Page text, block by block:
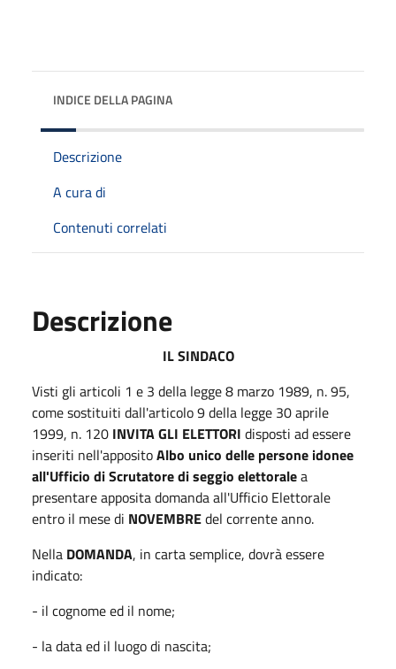
INDICE DELLA PAGINA
Descrizione
A cura di
Contenuti correlati
Descrizione
IL SINDACO
Visti gli articoli 1 e 3 della legge 8 marzo 1989, n. 95,
come sostituiti dall'articolo 9 della legge 30 aprile
1999, n. 120 INVITA GLI ELETTORI disposti ad essere
inseriti nell'appositoAlbo unico delle persone idonee
all'Ufficio di Scrutatore di seggio elettoralea
presentare apposita domanda all'Ufficio Elettorale
entro il mese di NOVEMBREdel corrente anno.
Nella DOMANDA, in carta semplice, dovrà essere
indicato:
- il cognome ed il nome;
- la data ed il luogo di nascita;